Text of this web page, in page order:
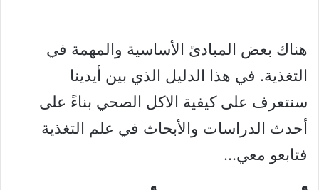
هناك بعض المبادئ الأساسية والمهمة في
التغذية. في هذا الدليل الذي بين أيدينا
سنتعرف على كيفية الاكل الصحي بناءً على
أحدث الدراسات والأبحاث في علم التغذية
فتابعو معي…